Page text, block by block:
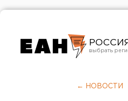
← НОВОСТИ